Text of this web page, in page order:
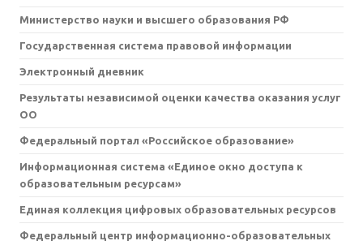
Министерство науки и высшего образования РФ
Государственная система правовой информации
Электронный дневник
Результаты независимой оценки качества оказания услуг
ОО
Федеральный портал «Российское образование»
Информационная система «Единое окно доступа к
образовательным ресурсам»
Единая коллекция цифровых образовательных ресурсов
Федеральный центр информационно-образовательных